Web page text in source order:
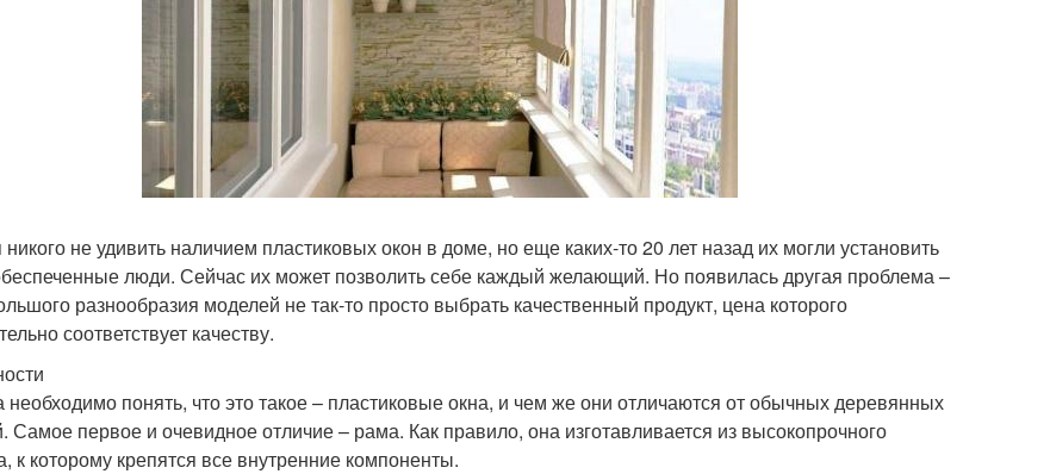
не удивить наличием пластиковых окон в доме, но еще каких-то 20 лет назад их могли установить
люди. Сейчас их может позволить себе каждый желающий. Но появилась другая проблема –
разнообразия моделей не так-то просто выбрать качественный продукт, цена которого
соответствует качеству.
понять, что это такое – пластиковые окна, и чем же они отличаются от обычных деревянных
Самое первое и очевидное отличие – рама. Как правило, она изготавливается из высокопрочного
к которому крепятся все внутренние компоненты.